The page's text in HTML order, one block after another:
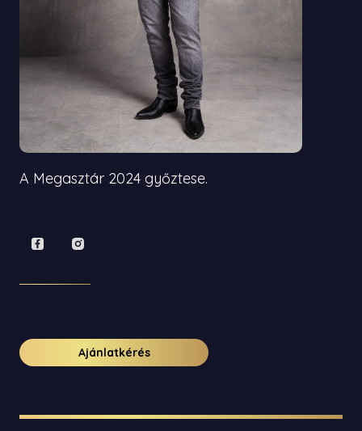
A Megasztár 2024 győztese.
Ajánlatkérés